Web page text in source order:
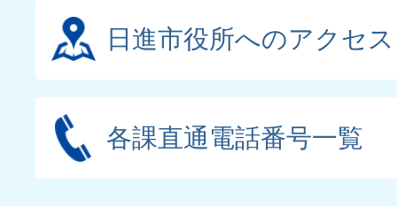
日進市役所へのアクセス
各課直通電話番号一覧